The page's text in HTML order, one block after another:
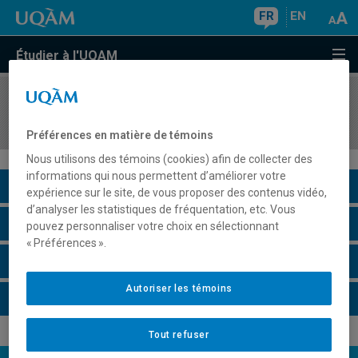
FR EN
Étudier à l'UQAM
COURS//
Description du cours
Horaire - Été 2026
Préférences en matière de témoins
Nous utilisons des témoins (cookies) afin de collecter des
informations qui nous permettent d’améliorer votre
expérience sur le site, de vous proposer des contenus vidéo,
d’analyser les statistiques de fréquentation, etc. Vous
pouvez personnaliser votre choix en sélectionnant
« Préférences ».
Tout refuser
Autoriser les témoins